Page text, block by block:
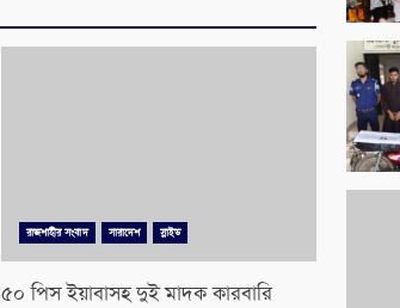
রাজশাহীর সংবাদ সারাদেশ স্লাইড
৫০ পিস ইয়াবাসহ দুই মাদক কারবারি